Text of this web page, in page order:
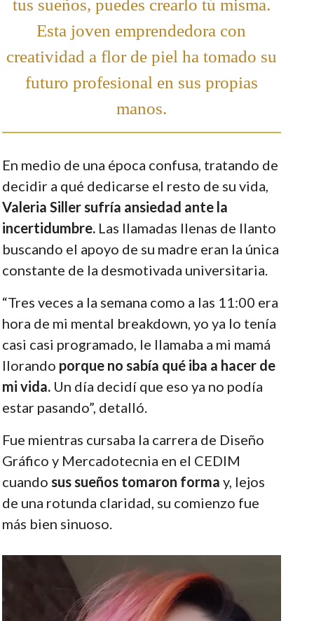
tus sueños, puedes crearlo tú misma.
Esta joven emprendedora con
creatividad a flor de piel ha tomado su
futuro profesional en sus propias
manos.
En medio de una época confusa, tratando de
decidir a qué dedicarse el resto de su vida,
Valeria Siller sufría ansiedad ante la
incertidumbre.Las llamadas llenas de llanto
buscando el apoyo de su madre eran la única
constante de la desmotivada universitaria.
“Tres veces a la semana como a las 11:00 era
hora de mi mental breakdown, yo ya lo tenía
casi casi programado, le llamaba a mi mamá
llorando porque no sabía qué iba a hacer de
mi vida.Un día decidí que eso ya no podía
estar pasando”, detalló.
Fue mientras cursaba la carrera de Diseño
Gráfico y Mercadotecnia en el CEDIM
cuando sus sueños tomaron forma y, lejos
de una rotunda claridad, su comienzo fue
más bien sinuoso.